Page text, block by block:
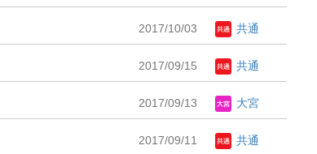
2017/10/03 共通
2017/09/15 共通
2017/09/13 大宮
2017/09/11 共通